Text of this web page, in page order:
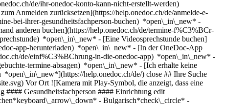
de/ihr-onedoc-konto-kann-nicht-erstellt-werden)
Anmelden zurücksetzen](https://help.onedoc.ch/de/anmelde-e-
bei-ihrer-gesundheitsfachperson-buchen) *open\_in\_new* -
anderen buchen](https://help.onedoc.ch/de/termine-f%C3%BCr-
*open\_in\_new* - [Eine Videosprechstunde buchen]
app-herunterladen) *open\_in\_new* - [In der OneDoc-App
de/einf%C3%BChrung-in-die-onedoc-app) *open\_in\_new* - [Termine verwalten](https://help.onedoc.ch/de/termine-verwalten) *open\_in\_new* - [Termine absagen](https://help.onedoc.ch/de/online-gebuchte-termine-absagen) *open\_in\_new* - [Ich erhalte keine Terminbestätigung](https://help.onedoc.ch/de/ich-erhalte-keine-terminbest%C3%A4tigung) *open\_in\_new* [Alle unsere Artikel anzeigen *open\_in\_new*](https://help.onedoc.ch/de/) close ## Ihre Suche bearbeiten ![Haus mit Pluszeichen, das anzeigt, dass eine Konsultation vor Ort möglich ist](https://www.onedoc.ch/assets/images/icons/on-site.svg) Vor Ort ![Kamera mit Play-Symbol, die anzeigt, dass eine Konsultation per Video aus der Ferne möglich ist](https://www.onedoc.ch/assets/images/icons/remote.svg) Virtuell Suche #### Fachrichtung #### Gesundheitsfachperson #### Einrichtung edit Schwangerschaftsultraschall in Muri tune Filter Neue Patienten*keyboard\_arrow\_down* - Zugelassen*check\_circle* Gesprochene Sprachen*keyboard\_arrow\_down* - Bulgarisch*check\_circle* - Deutsch*check\_circle* - Englisch*check\_circle* - Französisch*check\_circle* - Georgisch*check\_circle* - Griechisch*check\_circle* - Italienisch*check\_circle* - Japanisch*check\_circle* - Kroatisch*check\_circle* - Portugiesisch*check\_circle* - Rumänisch*check\_circle* - Russisch*check\_circle* - Serbisch*check\_circle* - Slowakisch*check\_circle* - Slowenisch*check\_circle* - Spanisch*check\_circle* - Türkisch*check\_circle* - Ukrainisch*check\_circle* - Ungarisch*check\_circle* Geschlecht*keyboard\_arrow\_down* - Weiblich*check\_circle* - Männlich*check\_circle* Netzwerk*keyboard\_arrow\_down* - Hirslanden*check\_circle* - Swiss Medical Network*check\_circle* Verfügbarkeit*keyboard\_arrow\_down* - Heute*check\_circle* - In den nächsten 3 Tagen*check\_circle* - In den nächsten 7 Tagen*check\_circle* - In den nächsten 14 Tagen*check\_circle* # __Schwangerschaftsultraschall__ in __Muri__: Buchen Sie heute Ihren Termin online ## 1 Ergebnis in Muri [![Dipl. Ärztin Indra Järisch, Gynäkologin (Frauenärztin und Geburtshelferin) in Muri](https://assets.onedoc.ch/images/users/c873a14c60096174ddb7f1a8fab214a73ee4ed1e69ef06686ac0b97356be1e14-small.png "Dipl. Ärztin Indra Järisch, Gynäkologin (Frauenärztin und Geburtshelferin) in Muri")](https://www.onedoc.ch/de/gynakologin-frauenarztin-und-geburtshelferin/muri/pcui3/dipl-arzt-indra-jarisch) ### [Dipl. Ärztin Indra Järisch](https://www.onedoc.ch/de/gynakologin-frauenarztin-und-geburtshelferin/muri/pcui3/dipl-arzt-indra-jarisch) ![Abzeichen, das ein verifiziertes Profil kennzeichnet](https://www.onedoc.ch/assets/images/icons/checkmark.svg) [Gynäkologin (Frauenärztin und Geburtshelferin)](https://www.onedoc.ch/de/gynakologe-frauenarzt-und-geburtshelfer/muri) [MediFemme](https://www.onedoc.ch/de/medizinische-praxis/muri/ebbkx/medifemme) Singisenstrasse 40 5630 Muri ![Patient mit Pluszeichen, der anzeigt, dass neue Patienten angenommen werden](https://www.onedoc.ch/assets/images/icons/new-patients.svg)Akzeptiert neue Patienten [Termin buchen](https://www.onedoc.ch/de/gynakologin-frauenarztin-und-geburtshelferin/muri/pcui3/dipl-arzt-indra-jarisch) Expertisen: Schwangerschaftsultraschall, [Vorsorgeuntersuchung Humane Papillomaviren (HPV) | PAP Abstrich](https://www.onedoc.ch/de/vorsorgeuntersuchung-humane-papillomaviren-hpv-pap-abstrich/muri), [Vaginalpilz](https://www.onedoc.ch/de/vaginalpilz/muri), [Verhütung](https://www.onedoc.ch/de/verhutung/muri), [Spirale | Spiraleinlage | Intrauterinpessar (IUP)](https://www.onedoc.ch/de/spirale-spiraleinlage-intrauterinpessar-iup/muri), [Vorsorgeuntersuchung Brustkrebs](https://www.onedoc.ch/de/vorsorgeuntersuchung-brustkrebs/muri), [Wechseljahre | Menopause](https://www.onedoc.ch/de/wechseljahre-menopause/muri), [Sexuell übertragbare Krankheiten | Sexuell übertragbare Infektionen (STD/STI)](https://www.onedoc.ch/de/sexuell-ubertragbare-krankheiten-sexuell-ubertragbare-infektionen-std-sti/muri), [Schwangerschaftsvorsorge | Schwangerschaftsuntersuchung](https://www.onedoc.ch/de/schwangerschaftsvorsorge-schwangerschaftsuntersuchung/muri)Mehr anzeigen *chevron\_left* Mo. 03 Aug. *chevron\_right* Mehr Termine anzeigen *error\_outline* Beim Laden der Verfügbarkeiten ist ein Fehler aufgetreten [Erneut versuchen](https://www.onedoc.ch) Expertisen: Schwangerschaftsultraschall, [Vorsorgeuntersuchung Humane Papillomaviren (HPV) | PAP Abstrich](https://www.onedoc.ch/de/vorsorgeuntersuchung-humane-papillomaviren-hpv-pap-abstrich/muri), [Vaginalpilz](https://www.onedoc.ch/de/vaginalpilz/muri), [Verhütung](https://www.onedoc.ch/de/verhutung/muri), [Spirale | Spiraleinlage | Intrauterinpessar (IUP)](https://www.onedoc.ch/de/spirale-spiraleinlage-intrauterinpessar-iup/muri), [Vorsorgeuntersuchung Brustkrebs](https://www.onedoc.ch/de/vorsorgeuntersuchung-brustkrebs/muri), [Wechseljahre | Menopause](https://www.onedoc.ch/de/wechseljahre-menopause/muri), [Sexuell übertragbare Krankheiten | Sexuell übertragbare Infektionen (STD/STI)](https://www.onedoc.ch/de/sexuell-ubertragbare-krankheiten-sexuell-ubertragbare-infektionen-std-sti/muri), [Schwangerschaftsvorsorge | Schwangerschaftsuntersuchung](https://www.onedoc.ch/de/schwangerschaftsvorsorge-schwangerschaftsuntersuchung/muri)Mehr anzeigen ## __Schwangerschaftsultraschall__ in der Umgebung von __Muri__: Andere Gesundheitsfachpersonen können Online gebucht werden [![Dr. med. Miriam Schelm, Gynäkologin (Frauenärztin und Geburtshelferin) in Affoltern am Albis](https://assets.onedoc.ch/images/users/5a052b805a9a96084ffe98c149187abe3bb3cdac25d09a745e0bb866edca2f98-small.png "Dr. med. Miriam Schelm, Gynäkologin (Frauenärztin und Geburtshelferin) in Affoltern am Albis")](https://www.onedoc.ch/de/gynakologin-frauenarztin-und-geburtshelferin/affoltern-am-albis/pc2tl/dr-med-miriam-schelm) ### [Dr. med. Miriam Schelm](https://www.onedoc.ch/de/gynakologin-frauenarztin-und-geburtshelferin/affoltern-am-albis/pc2tl/dr-med-miriam-schelm) ![Abzeichen, das ein verifiziertes Profil kennzeichnet](https://www.onedoc.ch/assets/images/icons/checkmark.svg) [Gynäkologin (Frauenärztin und Geburtshelferin)](https://www.onedoc.ch/de/gynakologe-frauenarzt-und-geburtshelfer/affoltern-am-albis) [Frauenpraxis Affoltern am Albis](https://www.onedoc.ch/de/medizinische-praxis/affoltern-am-albis/ewpj/frauenpraxis-affoltern-am-albis) Bahnhofplatz 11 8910 Affoltern am Albis ![Patient mit Pluszeichen, der anzeigt, dass neue Patienten angenommen werden](https://www.onedoc.ch/assets/images/icons/new-patients.svg)Akzeptiert neue Patienten [Termin buchen](https://www.onedoc.ch/de/gynakologin-frauenarztin-und-geburtshelferin/affoltern-am-albis/pc2tl/dr-med-miriam-schelm) Expertisen:[Schwangerschaftsultraschall](https://www.onedoc.ch/de/schwangerschaftsultraschall/affoltern-am-albis), [Vorsorgeuntersuchung Humane Papillomaviren (HPV) | PAP Abstrich](https://www.onedoc.ch/de/vorsorgeuntersuchung-humane-papillomaviren-hpv-pap-abstrich/affoltern-am-albis), [Verhütung](https://www.onedoc.ch/de/verhutung/affoltern-am-albis), [Familienplanung](https://www.onedoc.ch/de/familienplanung/affoltern-am-albis), [Kinderwunsch | Fertilitätsbehandlung](https://www.onedoc.ch/de/kinderwunsch-fertilitatsbehandlung/affoltern-am-albis), [Wechseljahre | Menopause](https://www.onedoc.ch/de/wechseljahre-menopause/affoltern-am-albis), [Vaginalpilz](https://www.onedoc.ch/de/vaginalpilz/affoltern-am-albis), [Schwangerschaftsvorsorge | Schwangerschaftsuntersuchung](https://www.onedoc.ch/de/schwangerschaftsvorsorge-schwangerschaftsuntersuchung/affoltern-am-albis), [Vorsorgeuntersuchung | Check up](https://www.onedoc.ch/de/vorsorgeuntersuchung-check-up/affoltern-am-albis), [Endometriose](https://www.onedoc.ch/de/endometriose/affoltern-am-albis), [Impfberatung](https://www.onedoc.ch/de/impfberatung/affoltern-am-albis), [Harninkontinenz | Blasenschwäche](https://www.onedoc.ch/de/harninkontinenz-blasenschwache/affoltern-am-albis)Mehr anzeigen *chevron\_left* Mo. 03 Aug. *chevron\_right* Mehr Termine anzeigen *error\_outline* Beim Laden der Verfügbarkeiten ist ein Fehler aufgetreten [Erneut versuchen](https://www.onedoc.ch) Expertisen:[Schwangerschaftsultraschall](https://www.onedoc.ch/de/schwangerschaftsultraschall/affoltern-am-albis), [Vorsorgeuntersuchung Humane Papillomaviren (HPV) | PAP Abstrich](https://www.onedoc.ch/de/vorsorgeuntersuchung-humane-papillomaviren-hpv-pap-abstrich/affoltern-am-albis), [Verhütung](https://www.onedoc.ch/de/verhutung/affoltern-am-albis), [Familienplanung](https://www.onedoc.ch/de/familienplanung/affoltern-am-albis), [Kinderwunsch | Fertilitätsbehandlung](https://www.onedoc.ch/de/kinderwunsch-fertilitatsbehandlung/affoltern-am-albis), [Wechseljahre | Menopause](https://www.onedoc.ch/de/wechseljahre-menopause/affoltern-am-albis), [Vaginalpilz](https://www.onedoc.ch/de/vaginalpilz/affoltern-am-albis), [Schwangerschaftsvorsorge | Schwangerschaftsuntersuchung](https://www.onedoc.ch/de/schwangerschaftsvorsorge-schwangerschaftsuntersuchung/affoltern-am-albis), [Vorsorgeuntersuchung | Check up](https://www.onedoc.ch/de/vorsorgeuntersuchung-check-up/affoltern-am-albis), [Endometriose](https://www.onedoc.ch/de/endometriose/affoltern-am-albis), [Impfberatung](https://www.onedoc.ch/de/impfberatung/affoltern-am-albis), [Harninkontinenz | Blasenschwäche](https://www.onedoc.ch/de/harninkontinenz-blasenschwache/affoltern-am-albis)Mehr anzeigen [![Dr. med. Karin Schmidlin-Enderli, Gynäkologin (Frauenärztin und Geburtshelferin) in Affoltern am Albis](https://assets.onedoc.ch/images/users/0fa5df6298c1f2e2b289a7b47f55bf6c4b640de097005ef1f35fb83d4277d5e6-small.png "Dr. med. Karin Schmidlin-Enderli, Gynäkologin (Frauenärztin und Geburtshelferin) in Affoltern am Albis")](https://www.onedoc.ch/de/gynakologin-frauenarztin-und-geburtshelferin/affoltern-am-albis/pbjwv/dr-med-karin-schmidlin-enderli) ### [Dr. med. Karin Schmidlin-Enderli](https://www.onedoc.ch/de/gynakologin-frauenarztin-und-geburtshelferin/affoltern-am-albis/pbjwv/dr-med-kar